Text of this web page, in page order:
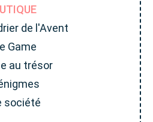
de l'Avent
Game
au trésor
société